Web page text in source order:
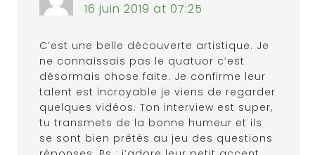
16 juin 2019 at 07:25
C’est une belle découverte artistique. Je
ne connaissais pas le quatuor c’est
désormais chose faite. Je confirme leur
talent est incroyable je viens de regarder
quelques vidéos. Ton interview est super,
tu transmets de la bonne humeur et ils
se sont bien prêtés au jeu des questions